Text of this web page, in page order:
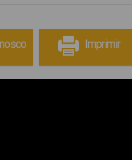
Imprimir